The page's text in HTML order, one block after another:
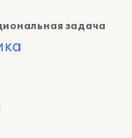
задача